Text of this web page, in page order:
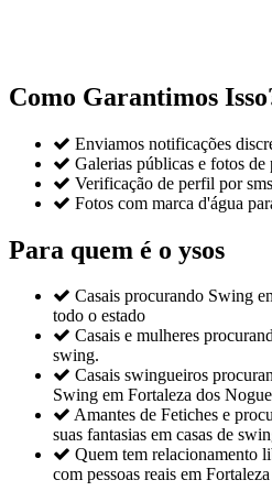
Como Garantimos
 Enviamos notificações
 Galerias públicas e fotos de
 Verificação de perfil por
 Fotos com marca d'água
Para quem é o ysos
 Casais procurando Swing
todo o estado
 Casais e mulheres
swing.
 Casais swingueiros
Swing em Fortaleza dos
 Amantes de Fetiches e
suas fantasias em casas de
 Quem tem relacionamento
com pessoas reais em